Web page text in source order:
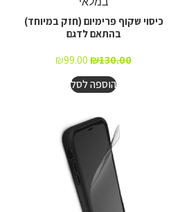
כיסוי שקוף פרימיום (חזק במיוחד)
בהתאם לדגם
₪130.00
₪99.00
הוספה לסל